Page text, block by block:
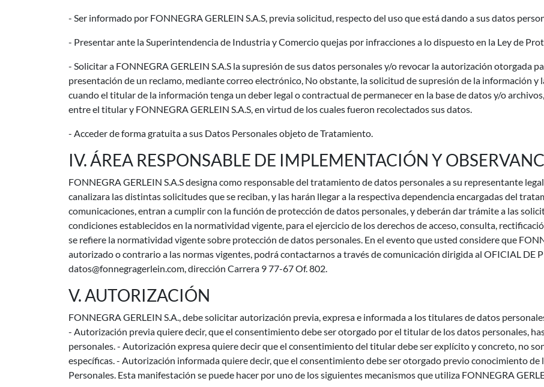
- Ser informado por FONNEGRA GERLEIN S.A.S, previa solicitud, respecto del uso que está dando a sus datos
- Presentar ante la Superintendencia de Industria y Comercio quejas por infracciones a lo dispuesto en la Ley de
- Solicitar a FONNEGRA GERLEIN S.A.S la supresión de sus datos personales y/o revocar la autorización otorgada
presentación de un reclamo, mediante correo electrónico, No obstante, la solicitud de supresión de la información
cuando el titular de la información tenga un deber legal o contractual de permanecer en la base de datos y/o
entre el titular y FONNEGRA GERLEIN S.A.S, en virtud de los cuales fueron recolectados sus datos.
- Acceder de forma gratuita a sus Datos Personales objeto de Tratamiento.
IV. ÁREA RESPONSABLE DE IMPLEMENTACIÓN Y
FONNEGRA GERLEIN S.A.S designa como responsable del tratamiento de datos personales a su representante
canalizara las distintas solicitudes que se reciban, y las harán llegar a la respectiva dependencia encargadas del
comunicaciones, entran a cumplir con la función de protección de datos personales, y deberán dar trámite a las
condiciones establecidos en la normatividad vigente, para el ejercicio de los derechos de acceso, consulta,
se refiere la normatividad vigente sobre protección de datos personales. En el evento que usted considere que
autorizado o contrario a las normas vigentes, podrá contactarnos a través de comunicación dirigida al OFICIAL DE
datos@fonnegragerlein.com, dirección Carrera 9 77-67 Of. 802.
V. AUTORIZACIÓN
FONNEGRA GERLEIN S.A., debe solicitar autorización previa, expresa e informada a los titulares de datos
- Autorización previa quiere decir, que el consentimiento debe ser otorgado por el titular de los datos personales,
personales. - Autorización expresa quiere decir que el consentimiento del titular debe ser explícito y concreto, no
específicas. - Autorización informada quiere decir, que el consentimiento debe ser otorgado previo conocimiento
Personales. Esta manifestación se puede hacer por uno de los siguientes mecanismos que utiliza FONNEGRA